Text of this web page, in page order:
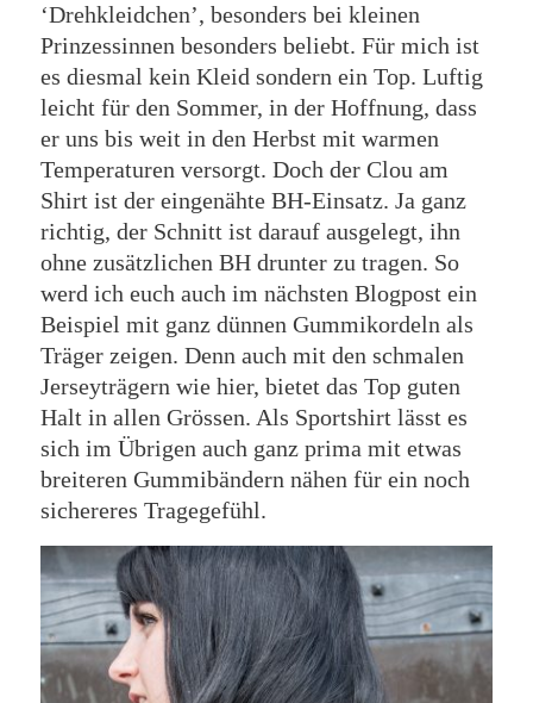
‘Drehkleidchen’, besonders bei kleinen
Prinzessinnen besonders beliebt. Für mich ist
es diesmal kein Kleid sondern ein Top. Luftig
leicht für den Sommer, in der Hoffnung, dass
er uns bis weit in den Herbst mit warmen
Temperaturen versorgt. Doch der Clou am
Shirt ist der eingenähte BH-Einsatz. Ja ganz
richtig, der Schnitt ist darauf ausgelegt, ihn
ohne zusätzlichen BH drunter zu tragen. So
werd ich euch auch im nächsten Blogpost ein
Beispiel mit ganz dünnen Gummikordeln als
Träger zeigen. Denn auch mit den schmalen
Jerseyträgern wie hier, bietet das Top guten
Halt in allen Grössen. Als Sportshirt lässt es
sich im Übrigen auch ganz prima mit etwas
breiteren Gummibändern nähen für ein noch
sichereres Tragegefühl.